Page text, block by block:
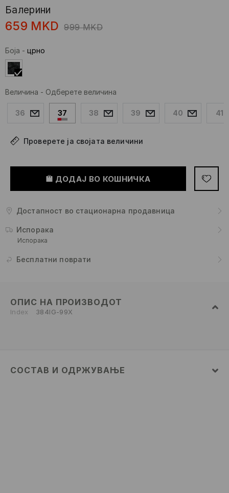
Балерини
659 MKD 999 MKD
Боја - црно
Величина - Одберете величина
36 37 38 39 40 41
Проверете ја својата величини
ДОДАЈ ВО КОШНИЧКА
Достапност во стационарна продавница
Испорака
Испорака
Бесплатни поврати
ОПИС НА ПРОИЗВОДОТ
Index 384IG-99X
СОСТАВ И ОДРЖУВАЊЕ